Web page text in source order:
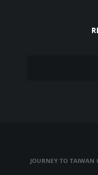
JOURNEY TO